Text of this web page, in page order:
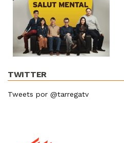
TWITTER
Tweets por @tarregatv